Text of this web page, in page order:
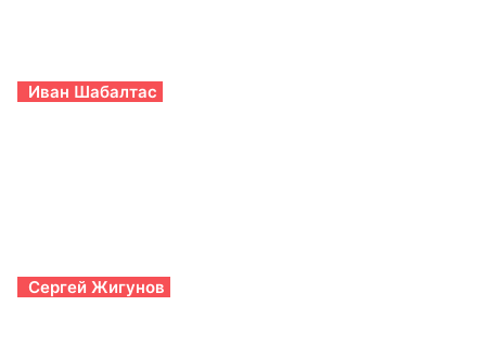
Иван Шабалтас
Сергей Жигунов